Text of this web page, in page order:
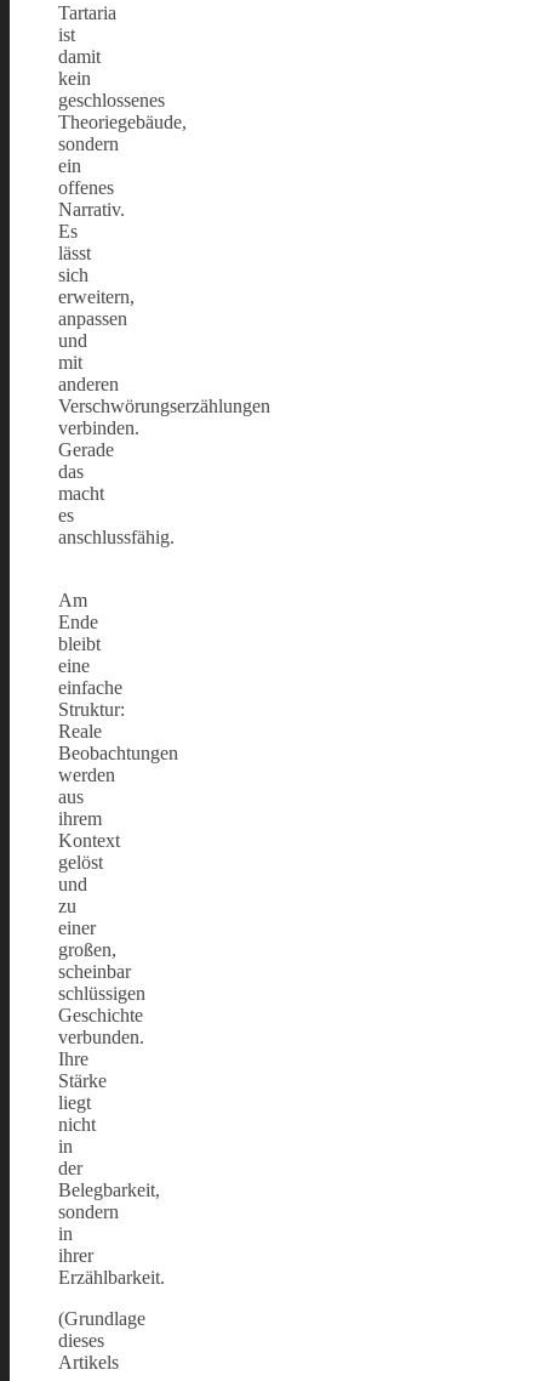
Tartaria
ist
damit
kein
geschlossenes
Theoriegebäude,
sondern
ein
offenes
Narrativ.
Es
lässt
sich
erweitern,
anpassen
und
mit
anderen
Verschwörungserzählungen
verbinden.
Gerade
das
macht
es
anschlussfähig.
Am
Ende
bleibt
eine
einfache
Struktur:
Reale
Beobachtungen
werden
aus
ihrem
Kontext
gelöst
und
zu
einer
großen,
scheinbar
schlüssigen
Geschichte
verbunden.
Ihre
Stärke
liegt
nicht
in
der
Belegbarkeit,
sondern
in
ihrer
Erzählbarkeit.
(Grundlage
dieses
Artikels